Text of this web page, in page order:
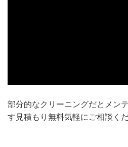
部分的なクリーニングだとメン
す見積もり無料気軽にご相談く